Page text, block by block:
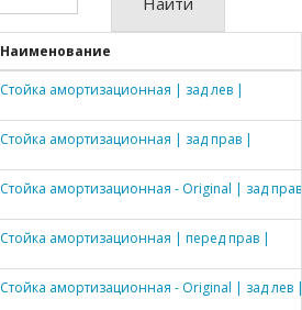
Наименование
Стойка амортизационная | зад лев |
Стойка амортизационная | зад прав |
Стойка амортизационная - Original | зад
Стойка амортизационная | перед прав |
Стойка амортизационная - Original | зад лев